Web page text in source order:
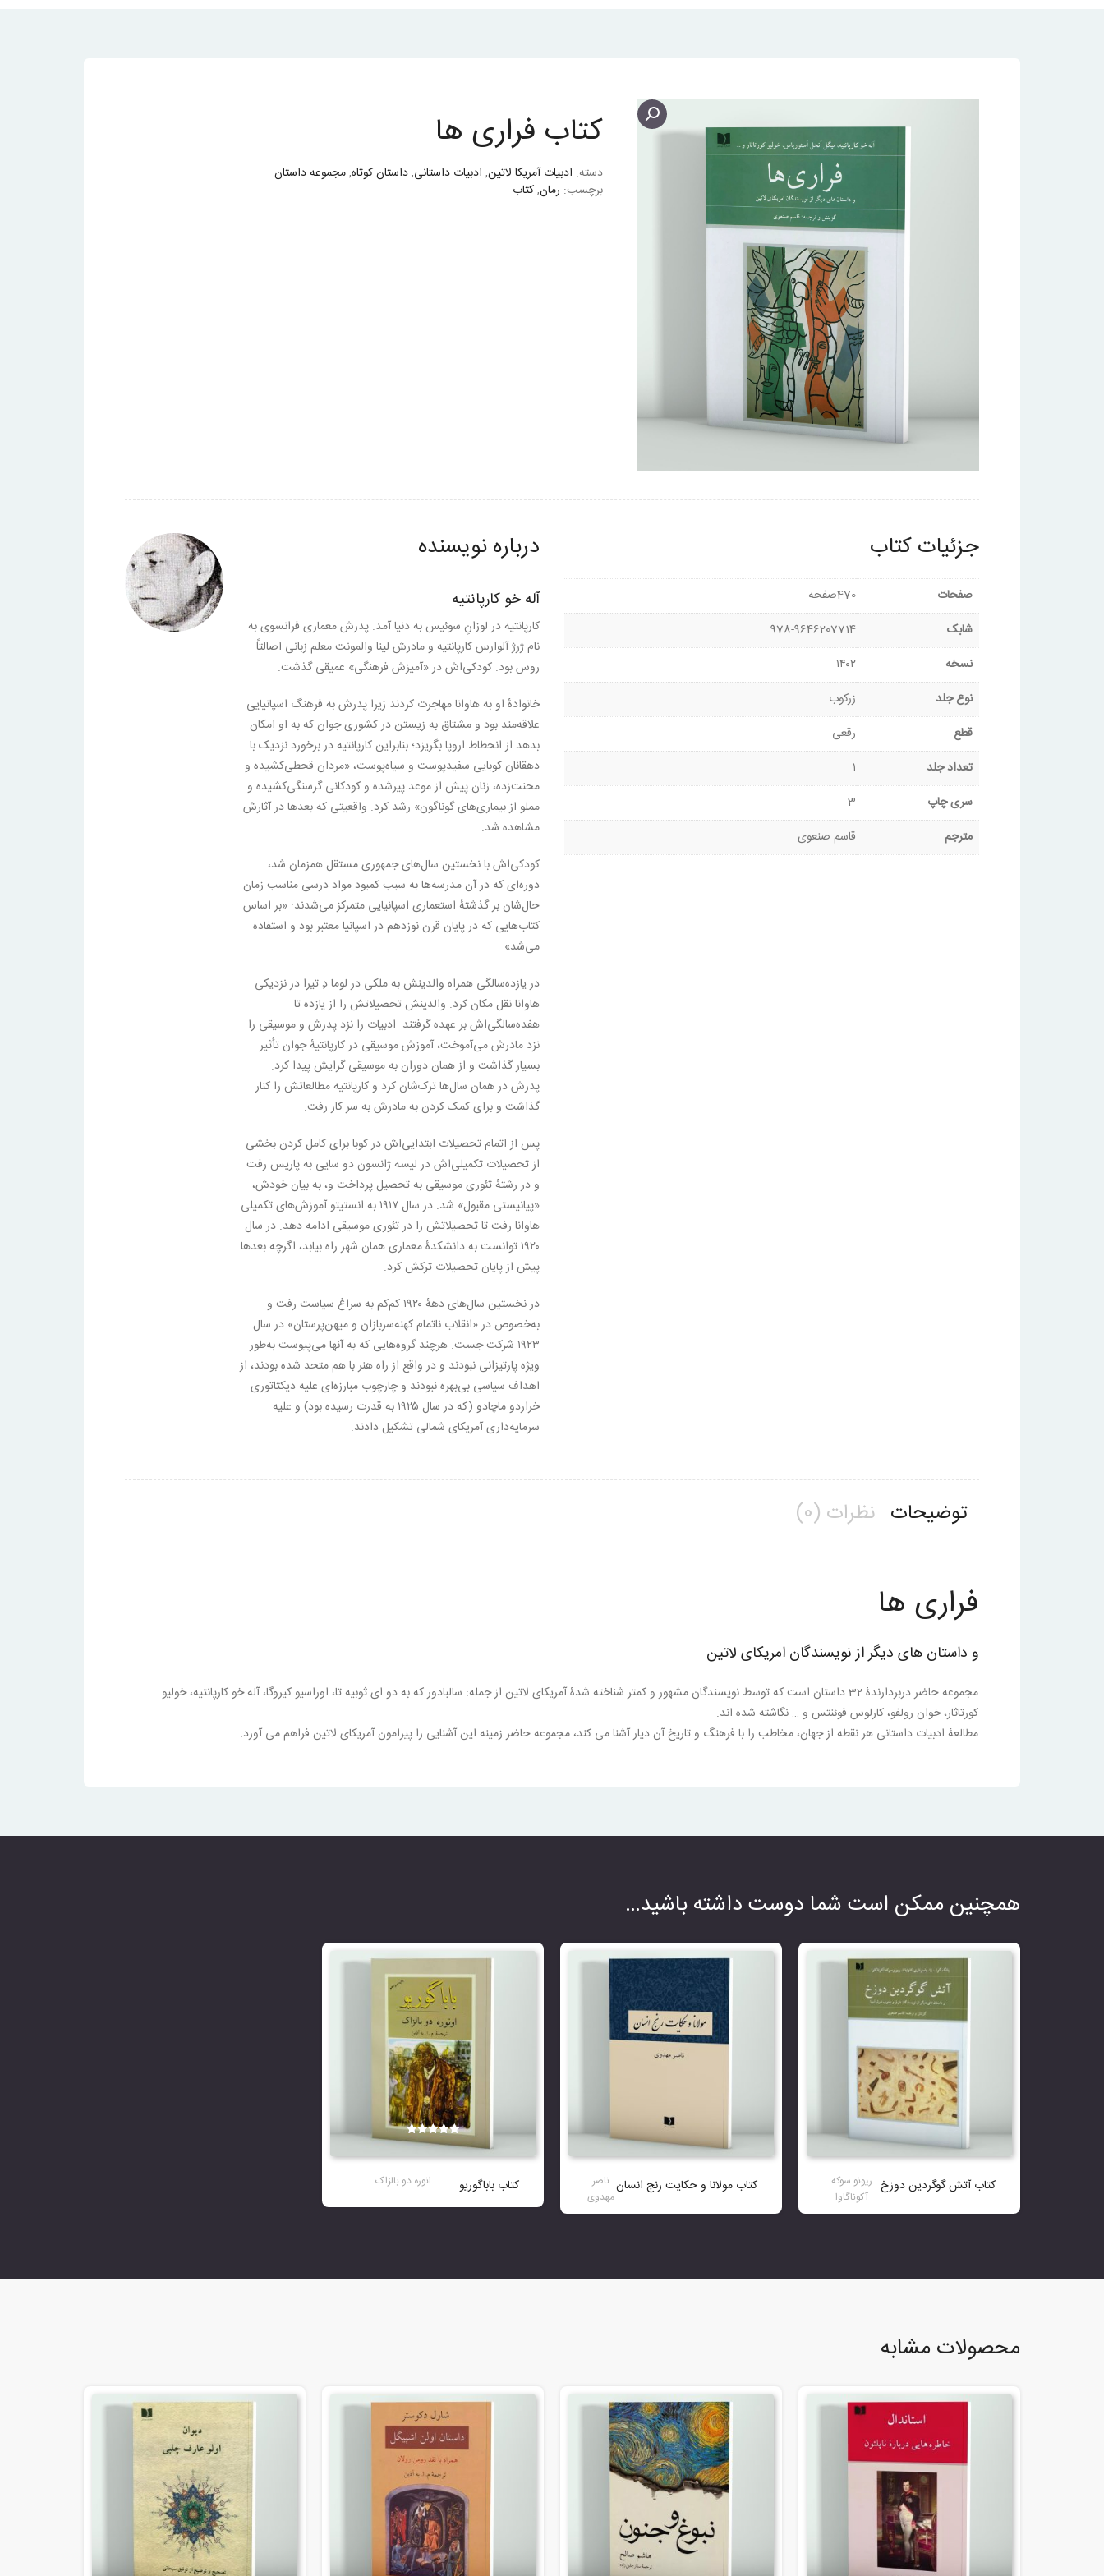
کتاب فراری ها
دسته: ادبیات آمریکا لاتین, ادبیات داستانی,داستان کوتاه,مجموعه داستان
برچسب: رمان,کتاب
جزئیات کتاب
صفحات
470صفحه
شابک
978-9646207714
نسخه
۱۴۰۲
نوع جلد
زرکوب
قطع
رقعی
تعداد جلد
۱
سری چاپ
3
مترجم
قاسم صنعوی
درباره نویسنده
آله خو کارپانتیه
کارپانتیه در لوزانِ سوئیس به دنیا آمد. پدرش معماری فرانسوی به
نام ژرژ آلوارس کارپانتیه و مادرش لینا والمونت معلم زبانی اصالتاً
روس بود. کودکی‌اش در «آمیزش فرهنگی» عمیقی گذشت.
خانوادهٔ او به هاوانا مهاجرت کردند زیرا پدرش به فرهنگ اسپانیایی
علاقه‌مند بود و مشتاق به زیستن در کشوری جوان که به او امکان
بدهد از انحطاط اروپا بگریزد؛ بنابراین کارپانتیه در برخورد نزدیک با
دهقانان کوبایی سفیدپوست و سیاه‌پوست، «مردان قحطی‌کشیده و
محنت‌زده، زنان پیش از موعد پیرشده و کودکانی گرسنگی‌کشیده و
مملو از بیماری‌های گوناگون» رشد کرد. واقعیتی که بعدها در آثارش
مشاهده شد.
کودکی‌اش با نخستین سال‌های جمهوری مستقل همزمان شد،
دوره‌ای که در آن مدرسه‌ها به سبب کمبود مواد درسی مناسب زمان
حال‌شان بر گذشتهٔ استعماری اسپانیایی متمرکز می‌شدند: «بر اساس
کتاب‌هایی که در پایان قرن نوزدهم در اسپانیا معتبر بود و استفاده
می‌شد».
در یازده‌سالگی همراه والدینش به ملکی در لوما دِ تیرا در نزدیکی
هاوانا نقل مکان کرد. والدینش تحصیلاتش را از یازده تا
هفده‌سالگی‌اش بر عهده گرفتند. ادبیات را نزد پدرش و موسیقی را
نزد مادرش می‌آموخت، آموزش موسیقی در کارپانتیهٔ جوان تأثیر
بسیار گذاشت و از همان دوران به موسیقی گرایش پیدا کرد.
پدرش در همان سال‌ها ترک‌شان کرد و کارپانتیه مطالعاتش را کنار
گذاشت و برای کمک کردن به مادرش به سر کار رفت.
پس از اتمام تحصیلات ابتدایی‌اش در کوبا برای کامل کردن بخشی
از تحصیلات تکمیلی‌اش در لیسه ژانسون دو سایی به پاریس رفت
و در رشتهٔ تئوری موسیقی به تحصیل پرداخت و، به بیان خودش،
«پیانیستی مقبول» شد. در سال ۱۹۱۷ به انستیتو آموزش‌های تکمیلی
هاوانا رفت تا تحصیلاتش را در تئوری موسیقی ادامه دهد. در سال
۱۹۲۰ توانست به دانشکدهٔ معماری همان شهر راه بیابد، اگرچه بعدها
پیش از پایان تحصیلات ترکش کرد.
در نخستین سال‌های دههٔ ۱۹۲۰ کم‌کم به سراغ سیاست رفت و
به‌خصوص در «انقلاب ناتمام کهنه‌سربازان و میهن‌پرستان» در سال
۱۹۲۳ شرکت جست. هرچند گروه‌هایی که به آنها می‌پیوست به‌طور
ویژه پارتیزانی نبودند و در واقع از راه هنر با هم متحد شده بودند، از
اهداف سیاسی بی‌بهره نبودند و چارچوب مبارزه‌ای علیه دیکتاتوری
خراردو ماچادو (که در سال ۱۹۲۵ به قدرت رسیده بود) و علیه
سرمایه‌داری آمریکای شمالی تشکیل دادند.
توضیحات نظرات (0)
فراری ها
و داستان های دیگر از نویسندگان امریکای لاتین
مجموعه حاضر دربردارندۀ 32 داستان است که توسط نویسندگان مشهور و کمتر شناخته شدۀ آمریکای لاتین از جمله: سالبادور که به دو ای ثوبیه تا، اوراسیو کیروگا، آله خو کارپانتیه، خولیو
کورتاثار، خوان رولفو، کارلوس فوئنتس و … نگاشته شده اند.
مطالعۀ ادبیات داستانی هر نقطه از جهان، مخاطب را با فرهنگ و تاریخ آن دیار آشنا می کند، مجموعه حاضر زمینه این آشنایی را پیرامون آمریکای لاتین فراهم می آورد.
همچنین ممکن است شما دوست داشته باشید…
کتاب آتش گوگردین دوزخ ریونو سوکه
آکوناگاوا
کتاب مولانا و حکایت رنج انسان ناصر
مهدوی
کتاب باباگوریو انوره دو بالزاک
نمره
از 5
محصولات مشابه